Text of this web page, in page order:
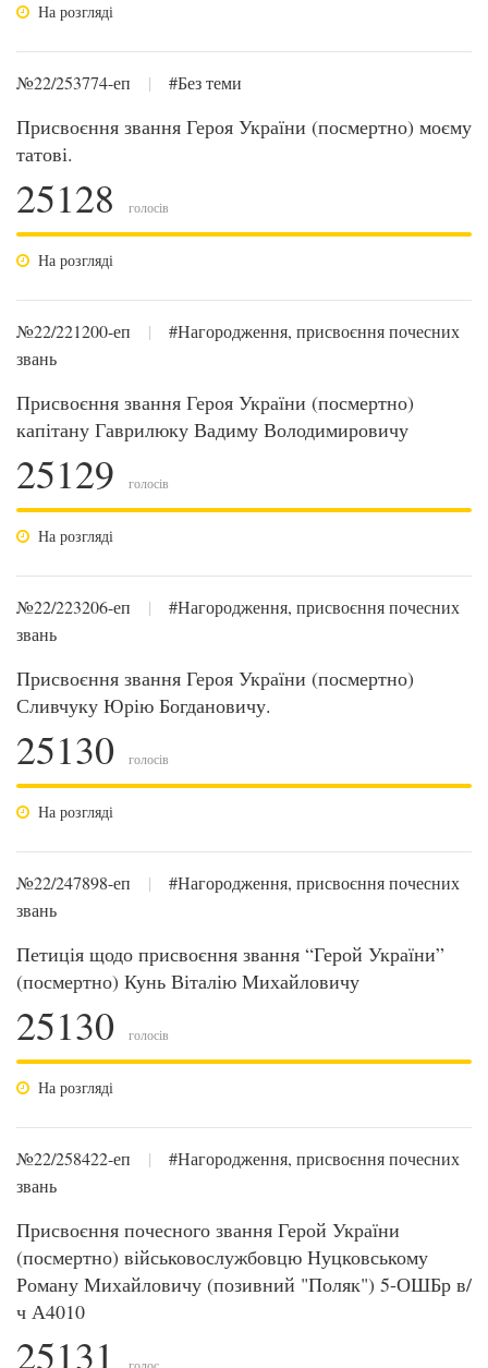
На розгляді
№22/253774-еп | #Без теми
Присвоєння звання Героя України (посмертно) моєму
татові.
25128 голосів
На розгляді
№22/221200-еп |
#Нагородження, присвоєння почесних
звань
Присвоєння звання Героя України (посмертно)
капітану Гаврилюку Вадиму Володимировичу
25129 голосів
На розгляді
№22/223206-еп |
#Нагородження, присвоєння почесних
звань
Присвоєння звання Героя України (посмертно)
Сливчуку Юрію Богдановичу.
25130 голосів
На розгляді
№22/247898-еп |
#Нагородження, присвоєння почесних
звань
Петиція щодо присвоєння звання “Герой України”
(посмертно) Кунь Віталію Михайловичу
25130 голосів
На розгляді
№22/258422-еп |
#Нагородження, присвоєння почесних
звань
Присвоєння почесного звання Герой України
(посмертно) військовослужбовцю Нуцковському
Роману Михайловичу (позивний "Поляк") 5-ОШБр в/
ч А4010
25131